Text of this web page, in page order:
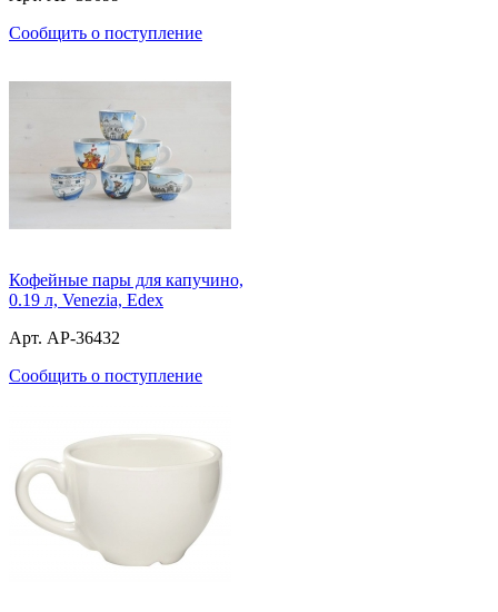
Сообщить о поступление
Кофейные пары для капучино,
0.19 л, Venezia, Edex
Арт. AP-36432
Сообщить о поступление